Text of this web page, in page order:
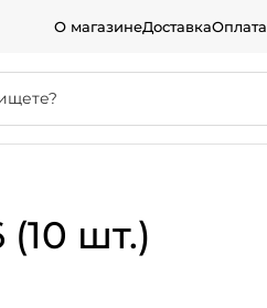
О магазинеДоставкаОплата
шт.)